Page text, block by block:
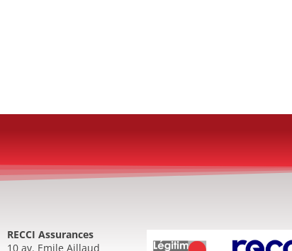
RECCI Assurances
10 av. Emile Aillaud